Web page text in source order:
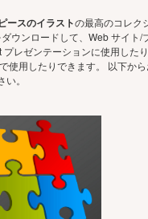
ースのイラストの最高のコレク
ウンロードして、Web サイト/
レゼンテーションに使用した
使用したりできます。 以下か
。